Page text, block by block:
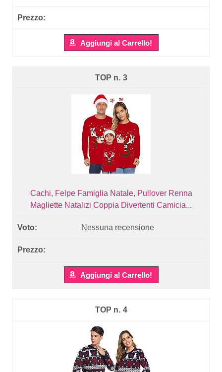
Aggiungi al Carrello!
3
Cachi, Felpe Famiglia Natale, Pullover Renna
Magliette Natalizi Coppia Divertenti Camicia...
Nessuna recensione
Aggiungi al Carrello!
4